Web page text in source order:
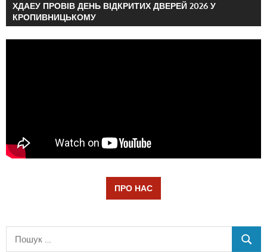
ХДАЕУ ПРОВІВ ДЕНЬ ВІДКРИТИХ ДВЕРЕЙ 2026 У
КРОПИВНИЦЬКОМУ
ПРО НАС